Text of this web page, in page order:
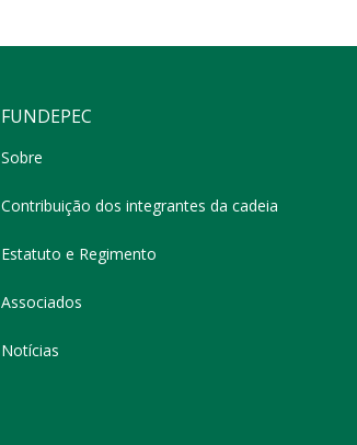
FUNDEPEC
Sobre
Contribuição dos integrantes da cadeia
Estatuto e Regimento
Associados
Notícias